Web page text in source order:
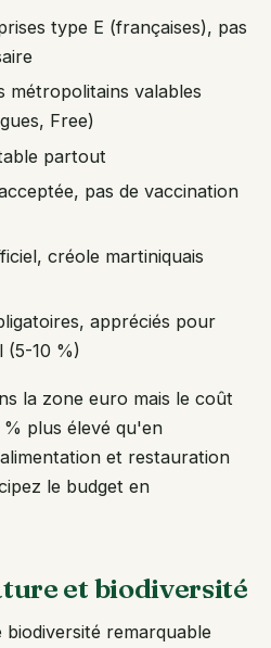
type E (françaises), pas
métropolitains valables
Free)
partout
pas de vaccination
créole martiniquais
appréciés pour
(5-10 %)
la zone euro mais le coût
plus élevé qu'en
et restauration
le budget en
et biodiversité
remarquable